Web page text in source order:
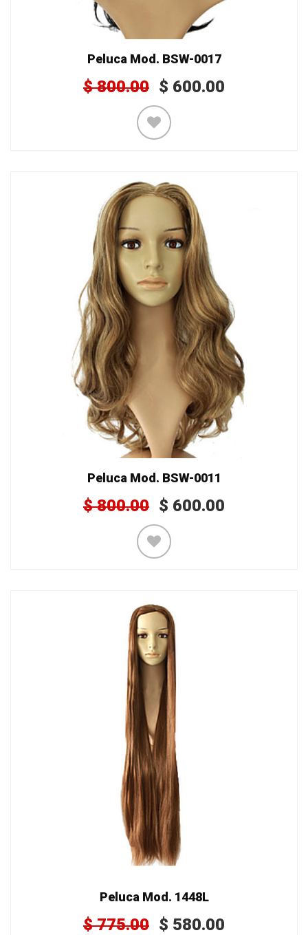
Peluca Mod. BSW-0017
$800.00 $ 600.00
Peluca Mod. BSW-0011
$800.00 $ 600.00
Peluca Mod. 1448L
$775.00 $ 580.00